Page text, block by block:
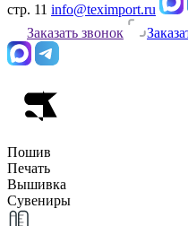
стр. 11 info@teximport.ru
Заказать звонок
Пошив
Печать
Вышивка
Сувениры